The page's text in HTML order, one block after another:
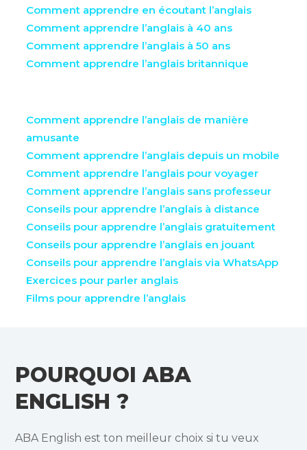
Comment apprendre en écoutant l’anglais
Comment apprendre l’anglais à 40 ans
Comment apprendre l’anglais à 50 ans
Comment apprendre l’anglais britannique
Comment apprendre l’anglais de manière
amusante
Comment apprendre l’anglais depuis un mobile
Comment apprendre l’anglais pour voyager
Comment apprendre l’anglais sans professeur
Conseils pour apprendre l’anglais à distance
Conseils pour apprendre l’anglais gratuitement
Conseils pour apprendre l’anglais en jouant
Conseils pour apprendre l’anglais via WhatsApp
Exercices pour parler anglais
Films pour apprendre l’anglais
POURQUOI ABA
ENGLISH ?
ABA English est ton meilleur choix si tu veux